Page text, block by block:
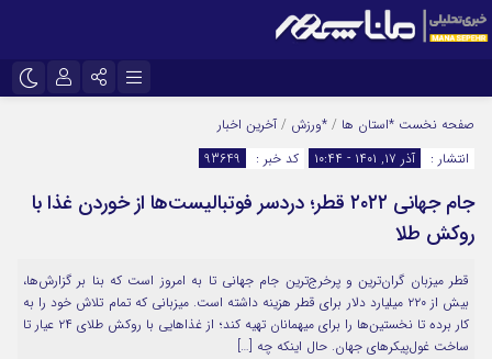
اینستاگرام
سروش
ایتا
آپارات
نام کاربری یا نشانی ایمیل
رمز عبور
مرا به خاطر بسپار
صفحه نخست *استان ها / *ورزش / آخرین اخبار
انتشار :
آذر ۱۷, ۱۴۰۱ - ۱۰:۴۴ کد خبر : 93649
جام جهانی ۲۰۲۲ قطر؛ دردسر فوتبالیست‌ها از خوردن غذا با
روکش طلا
قطر میزبان گران‌ترین و پرخرج‌ترین جام جهانی تا به امروز است که بنا بر گزارش‌ها،
بیش از ۲۲۰ میلیارد دلار برای قطر هزینه داشته است. میزبانی که تمام تلاش خود را به
کار برده تا نخستین‌ها را برای میهمانان تهیه کند؛ از غذاهایی با روکش طلای ۲۴ عیار تا
ساخت غول‌پیکرهای جهان. حال اینکه چه […]